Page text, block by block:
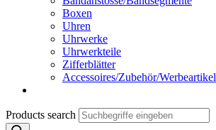
Boxen
Uhren
Uhrwerke
Uhrwerkteile
Zifferblätter
Accessoires/Zubehör/Werbeartikel
Products search